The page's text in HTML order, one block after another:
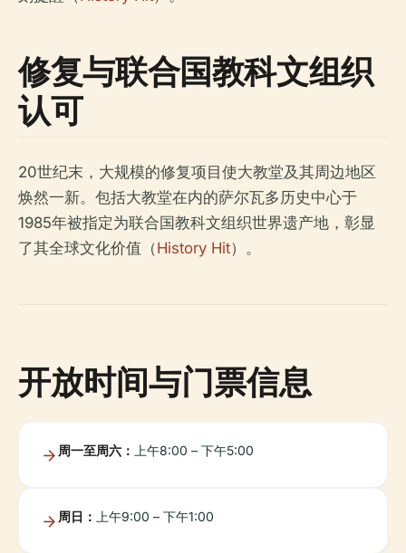
修复与联合国教科文组织
认可
20世纪末，大规模的修复项目使大教堂及其周边地区
焕然一新。包括大教堂在内的萨尔瓦多历史中心于
1985年被指定为联合国教科文组织世界遗产地，彰显
了其全球文化价值（History Hit）。
开放时间与门票信息
周一至周六： 上午8:00 – 下午5:00
周日： 上午9:00 – 下午1:00